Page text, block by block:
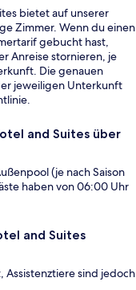
bietet auf unserer
Zimmer. Wenn du einen
gebucht hast,
Anreise stornieren, je
Die genauen
jeweiligen Unterkunft
and Suites über
(je nach Saison
haben von 06:00 Uhr
and Suites
sind jedoch